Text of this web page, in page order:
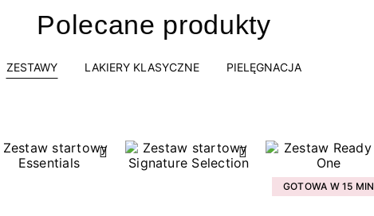
Polecane produkty
ZESTAWY LAKIERY KLASYCZNE PIELĘGNACJA
GOTOWA W 15 MIN